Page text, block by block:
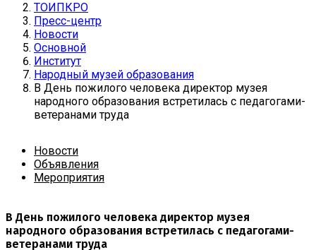
ТОИПКРО
Пресс-центр
Новости
Основной
Институт
Народный музей образования
В День пожилого человека директор музея
народного образования встретилась с педагогами-
ветеранами труда
Новости
Объявления
Мероприятия
В День пожилого человека директор музея
народного образования встретилась с педагогами-
ветеранами труда